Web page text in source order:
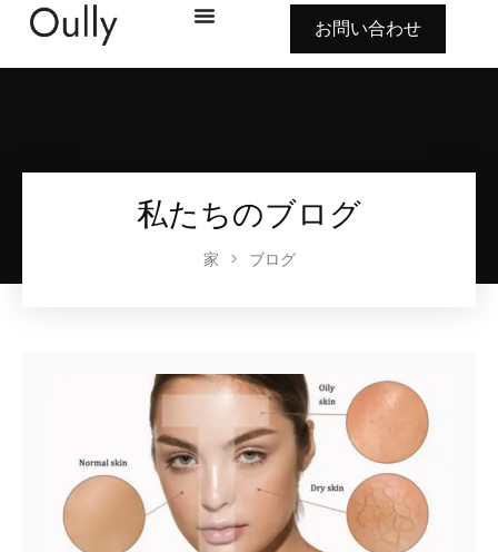
お問い合わせ
私たちのブログ
家 > ブログ